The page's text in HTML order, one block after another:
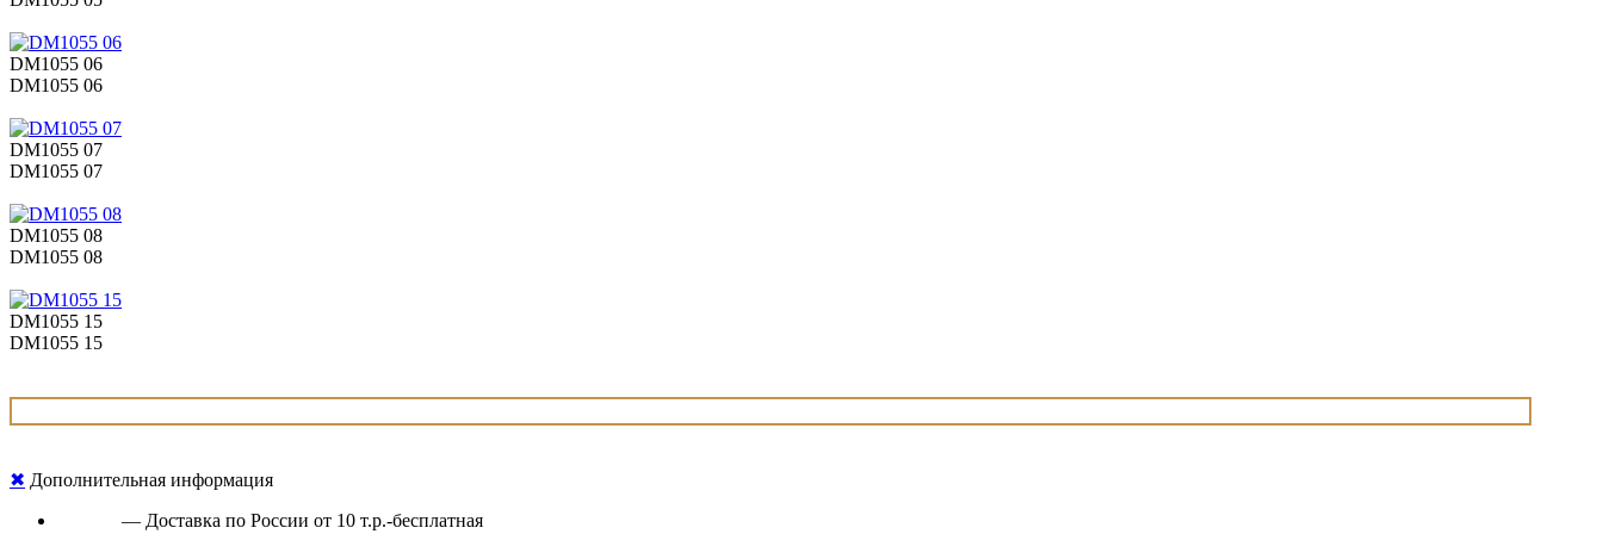
DM1055 06
DM1055 06
DM1055 07
DM1055 07
DM1055 08
DM1055 08
DM1055 15
DM1055 15
✖ Дополнительная информация
— Доставка по России от 10 т.р.-бесплатная